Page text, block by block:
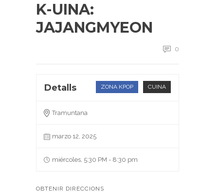
K-UINA:
JAJANGMYEON
0
CUINA
ZONA KPOP
Detalls
Tramuntana
marzo 12, 2025
miércoles, 5:30 PM - 8:30 pm
OBTENIR DIRECCIONS